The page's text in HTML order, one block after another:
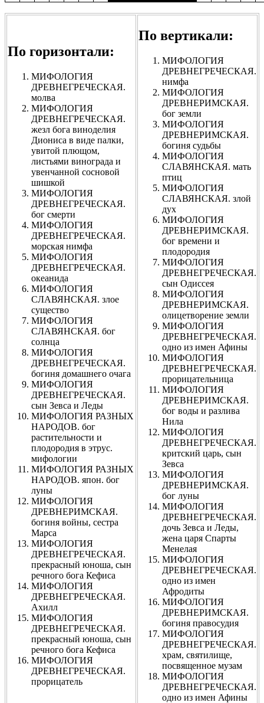
По горизонтали:
МИФОЛОГИЯ
ДРЕВНЕГРЕЧЕСКАЯ.
молва
МИФОЛОГИЯ
ДРЕВНЕГРЕЧЕСКАЯ.
жезл бога виноделия
Диониса в виде палки,
увитой плющом,
листьями винограда и
увенчанной сосновой
шишкой
МИФОЛОГИЯ
ДРЕВНЕГРЕЧЕСКАЯ.
бог смерти
МИФОЛОГИЯ
ДРЕВНЕГРЕЧЕСКАЯ.
морская нимфа
МИФОЛОГИЯ
ДРЕВНЕГРЕЧЕСКАЯ.
океанида
МИФОЛОГИЯ
СЛАВЯНСКАЯ. злое
существо
МИФОЛОГИЯ
СЛАВЯНСКАЯ. бог
солнца
МИФОЛОГИЯ
ДРЕВНЕГРЕЧЕСКАЯ.
богиня домашнего очага
МИФОЛОГИЯ
ДРЕВНЕГРЕЧЕСКАЯ.
сын Зевса и Леды
МИФОЛОГИЯ РАЗНЫХ
НАРОДОВ. бог
растительности и
плодородия в этрус.
мифологии
МИФОЛОГИЯ РАЗНЫХ
НАРОДОВ. япон. бог
луны
МИФОЛОГИЯ
ДРЕВНЕРИМСКАЯ.
богиня войны, сестра
Марса
МИФОЛОГИЯ
ДРЕВНЕГРЕЧЕСКАЯ.
прекрасный юноша, сын
речного бога Кефиса
МИФОЛОГИЯ
ДРЕВНЕГРЕЧЕСКАЯ.
Ахилл
МИФОЛОГИЯ
ДРЕВНЕГРЕЧЕСКАЯ.
прекрасный юноша, сын
речного бога Кефиса
МИФОЛОГИЯ
ДРЕВНЕГРЕЧЕСКАЯ.
прорицатель
По вертикали:
МИФОЛОГИЯ
ДРЕВНЕГРЕЧЕСКАЯ.
нимфа
МИФОЛОГИЯ
ДРЕВНЕРИМСКАЯ.
бог земли
МИФОЛОГИЯ
ДРЕВНЕРИМСКАЯ.
богиня судьбы
МИФОЛОГИЯ
СЛАВЯНСКАЯ. мать
птиц
МИФОЛОГИЯ
СЛАВЯНСКАЯ. злой
дух
МИФОЛОГИЯ
ДРЕВНЕРИМСКАЯ.
бог времени и
плодородия
МИФОЛОГИЯ
ДРЕВНЕГРЕЧЕСКАЯ.
сын Одиссея
МИФОЛОГИЯ
ДРЕВНЕРИМСКАЯ.
олицетворение земли
МИФОЛОГИЯ
ДРЕВНЕГРЕЧЕСКАЯ.
одно из имен Афины
МИФОЛОГИЯ
ДРЕВНЕГРЕЧЕСКАЯ.
прорицательница
МИФОЛОГИЯ
ДРЕВНЕРИМСКАЯ.
бог воды и разлива
Нила
МИФОЛОГИЯ
ДРЕВНЕГРЕЧЕСКАЯ.
критский царь, сын
Зевса
МИФОЛОГИЯ
ДРЕВНЕРИМСКАЯ.
бог луны
МИФОЛОГИЯ
ДРЕВНЕГРЕЧЕСКАЯ.
дочь Зевса и Леды,
жена царя Спарты
Менелая
МИФОЛОГИЯ
ДРЕВНЕГРЕЧЕСКАЯ.
одно из имен
Афродиты
МИФОЛОГИЯ
ДРЕВНЕРИМСКАЯ.
богиня правосудия
МИФОЛОГИЯ
ДРЕВНЕГРЕЧЕСКАЯ.
храм, святилище,
посвященное музам
МИФОЛОГИЯ
ДРЕВНЕГРЕЧЕСКАЯ.
одно из имен Афины